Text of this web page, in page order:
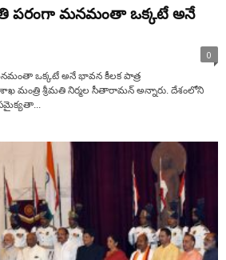
పరంగా మనమంతా ఒక్కటే అనే
0
ఒక్కటే అనే భావన కీలక పాత్ర
శాఖ మంత్రి శ్రీమతి నిర్మల సీతారామన్ అన్నారు. దేశంలోని